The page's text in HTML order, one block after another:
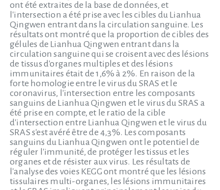
ont été extraites de la base de données, et
l'intersection a été prise avec les cibles du Lianhua
Qingwen entrant dans la circulation sanguine. Les
résultats ont montré que la proportion de cibles des
gélules de Lianhua Qingwen entrant dans la
circulation sanguine qui se croisent avec des lésions
de tissus d'organes multiples et des lésions
immunitaires était de 1,6% à 2%. En raison de la
forte homologie entre le virus du SRAS et le
coronavirus, l'intersection entre les composants
sanguins de Lianhua Qingwen et le virus du SRAS a
été prise en compte, et le ratio de la cible
d'intersection entre Lianhua Qingwen et le virus du
SRAS s'est avéré être de 4,3%. Les composants
sanguins du Lianhua Qingwen ont le potentiel de
réguler l'immunité, de protéger les tissus et les
organes et de résister aux virus. Les résultats de
l'analyse des voies KEGG ont montré que les lésions
tissulaires multi-organes, les lésions immunitaires